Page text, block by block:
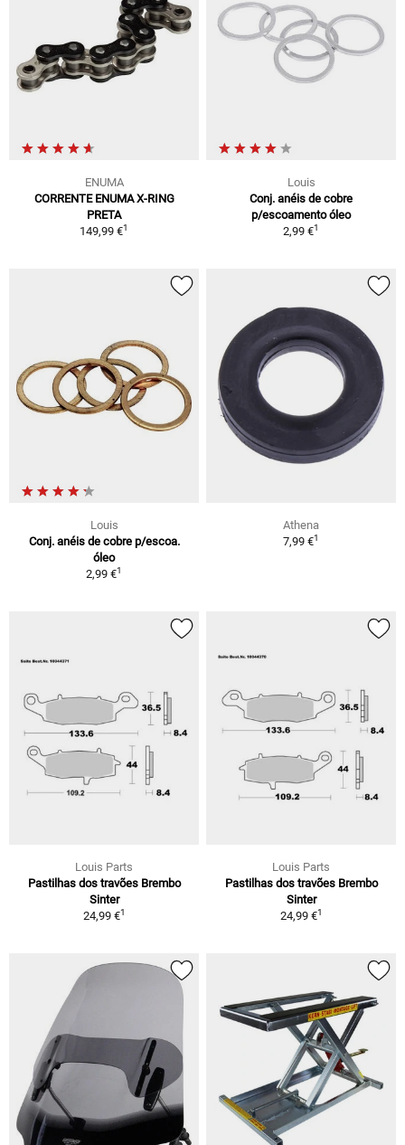
ENUMA
CORRENTE ENUMA X-RING
PRETA
149,99 €1
Louis
Conj. anéis de cobre
p/escoamento óleo
2,99 €1
Louis
Conj. anéis de cobre p/escoa.
óleo
2,99 €1
Athena
7,99 €1
Louis Parts
Pastilhas dos travões Brembo
Sinter
24,99 €1
Louis Parts
Pastilhas dos travões Brembo
Sinter
24,99 €1